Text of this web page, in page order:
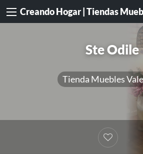
Creando Hogar | Tiendas
Ste Odile
Tienda Muebles